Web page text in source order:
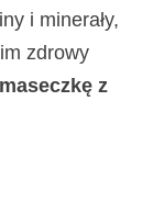
i minerały,
zdrowy
z